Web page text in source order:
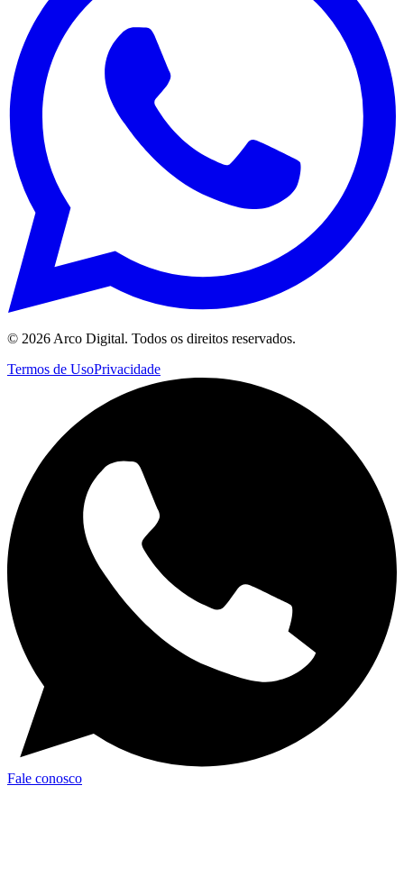
© 2026 Arco Digital. Todos os direitos reservados.
Termos de UsoPrivacidade
Fale conosco